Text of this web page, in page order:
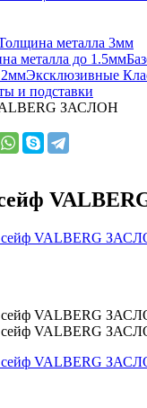
металла 3мм
металла до 1.5мм
2ммЭксклюзивные
и подставки
ЗАСЛОН